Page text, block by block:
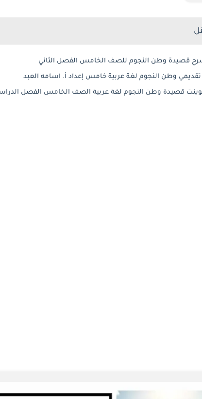
قصيدة وطن النجوم للصف الخامس الفصل الثاني
وطن النجوم لغة عربية خامس إعداد أ. اسامه العبد
قصيدة وطن النجوم لغة عربية الصف الخامس الفصل الدراسى